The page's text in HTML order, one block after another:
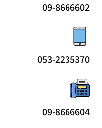
09-8666602
053-2235370
09-8666604